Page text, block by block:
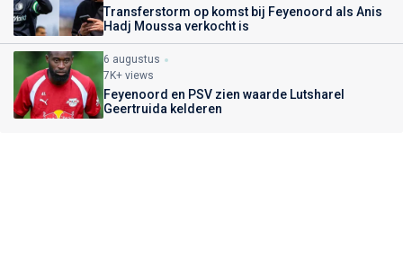
Transferstorm op komst bij Feyenoord als Anis
Hadj Moussa verkocht is
6 augustus
7K+ views
Feyenoord en PSV zien waarde Lutsharel
Geertruida kelderen